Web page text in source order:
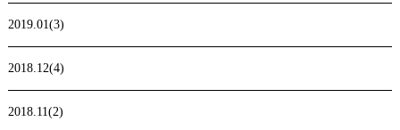
2019.01(3)
2018.12(4)
2018.11(2)